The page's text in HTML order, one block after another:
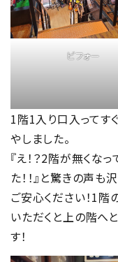
ビフォー
1階1入り口入ってす
やしました。
『え！？2階が無くな
た！！』と驚きの声も
ご安心ください！1階
いただくと上の階へ
す！